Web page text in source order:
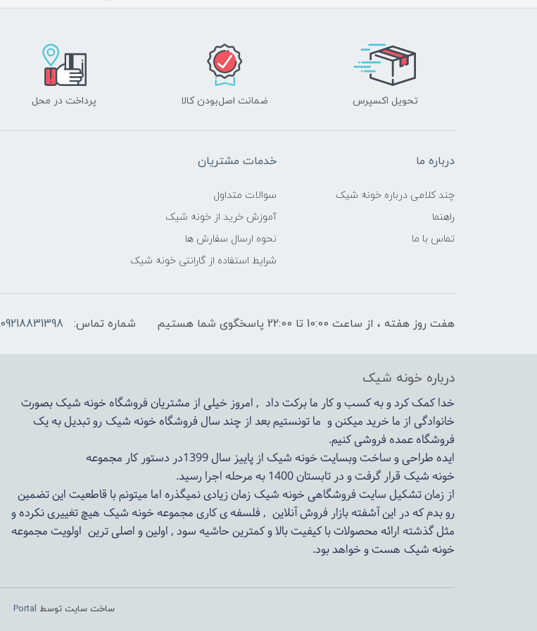
تحویل اکسپرس ضمانت اصل‌بودن کالا پرداخت در محل
درباره ما
چند کلامی درباره خونه شیک
راهنما
تماس با ما
خدمات مشتریان
سوالات متداول
آموزش خرید از خونه شیک
نحوه ارسال سفارش ها
شرایط استفاده از گارانتی خونه شیک
هفت روز هفته ، از ساعت 10:00 تا 22:00 پاسخگوی شما هستیم شماره تماس: 09218831398
درباره خونه شیک
خدا کمک کرد و به کسب و کار ما برکت داد , امروز خیلی از مشتریان فروشگاه خونه شیک بصورت
خانوادگی از ما خرید میکنن و ما تونستیم بعد از چند سال فروشگاهخونه شیکرو تبدیل به یک
فروشگاه عمده فروشی کنیم.
ایده طراحی و ساخت وبسایت خونه شیک از پاییز سال 1399در دستور کار مجموعه
خونه شیک قرار گرفت و در تابستان 1400 به مرحله اجرا رسید.
از زمان تشکیل سایت فروشگاهیخونه شیکزمان زیادی نمیگذره اما میتونم با قاطعیت این تضمین
رو بدم که در این آشفته بازار فروش آنلاین , فلسفه ی کاری مجموعهخونه شیک هیچ تغییری نکرده و
مثل گذشته ارائه محصولات با کیفیت بالا و کمترین حاشیه سود , اولین و اصلی ترین اولویت مجموعه
خونه شیک هست و خواهد بود.
ساخت سایت توسط Portal